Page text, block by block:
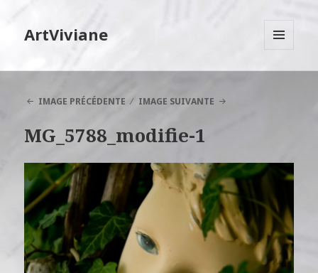
ArtViviane
IMAGE PRÉCÉDENTE
IMAGE SUIVANTE
MG_5788_modifie-1